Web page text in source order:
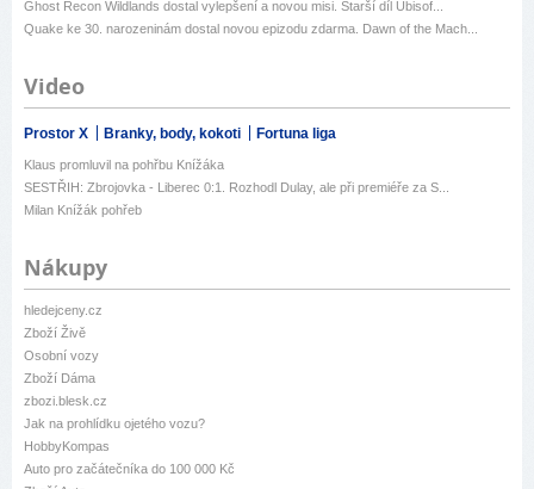
Ghost Recon Wildlands dostal vylepšení a novou misi. Starší díl Ubisof...
Quake ke 30. narozeninám dostal novou epizodu zdarma. Dawn of the Mach...
Video
Prostor X Branky, body, kokoti Fortuna liga
Klaus promluvil na pohřbu Knížáka
SESTŘIH: Zbrojovka - Liberec 0:1. Rozhodl Dulay, ale při premiéře za S...
Milan Knížák pohřeb
Nákupy
hledejceny.cz
Zboží Živě
Osobní vozy
Zboží Dáma
zbozi.blesk.cz
Jak na prohlídku ojetého vozu?
HobbyKompas
Auto pro začátečníka do 100 000 Kč